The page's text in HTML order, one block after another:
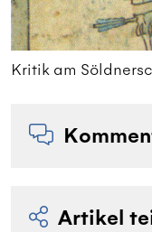
Kritik am
Artikel